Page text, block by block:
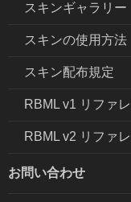
スキンギャラリー
スキンの使用方法
スキン配布規定
RBML v1 リファ
RBML v2 リファ
お問い合わせ